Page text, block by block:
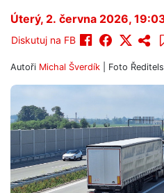
Úterý, 2. června 2026,
Diskutuj na FB
Autoři Michal Šverdík | Foto